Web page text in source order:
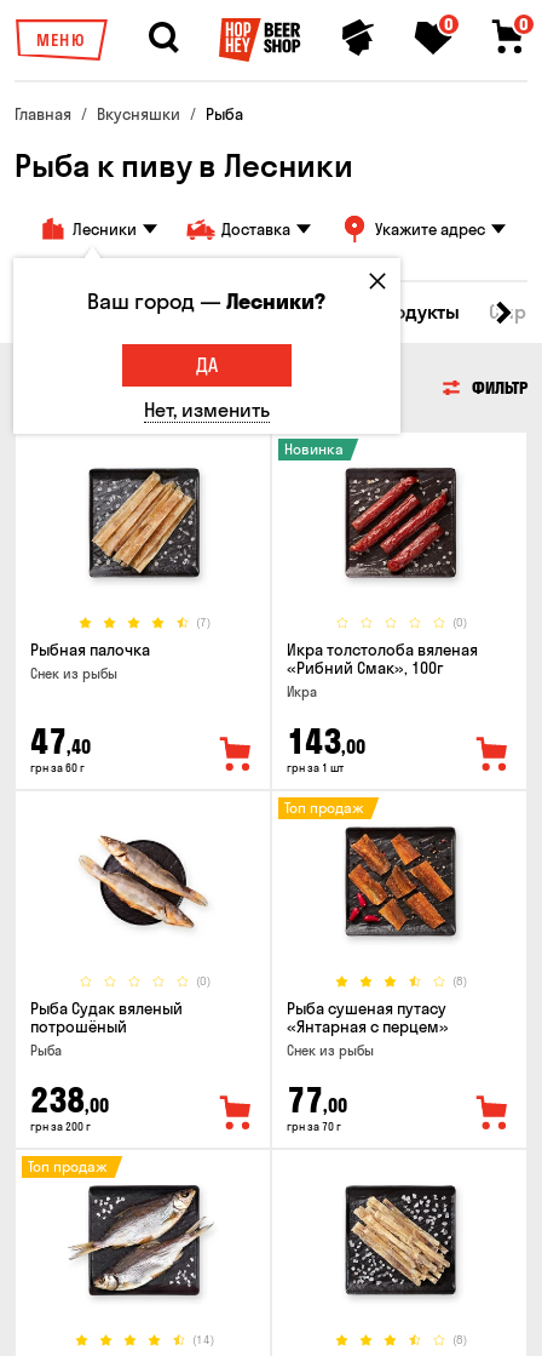
МЕНЮ
0 0
Главная Вкусняшки Рыба
Рыба к пиву в Лесники
Лесники Доставка Укажите адрес
Все товары Мясо Рыба Морепродукты
ФИЛЬТР
(7)
Рыбная палочка
Снек из рыбы
47,40
грн за 60 г
(0)
Новинка
Икра толстолоба вяленая
«Рибний Смак», 100г
Икра
143,00
грн за 1 шт
(0)
Рыба Судак вяленый
потрошёный
Рыба
238,00
грн за 200 г
(8)
Топ продаж
Рыба сушеная путасу
«Янтарная с перцем»
Снек из рыбы
77,00
грн за 70 г
(14)
Топ продаж
(8)
Ваш город —Лесники?
ДА
Нет, изменить